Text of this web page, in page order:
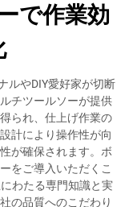
で作業効
ルやDIY愛好家が切断
チツールソーが提供
られ、仕上げ作業の
計により操作性が向
が確保されます。ボ
をご導入いただくこ
わたる専門知識と実
の品質へのこだわり